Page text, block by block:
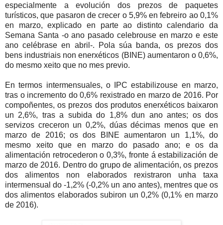
especialmente a evolución dos prezos de paquetes
turísticos, que pasaron de crecer o 5,9% en febreiro ao 0,1%
en marzo, explicado en parte ao distinto calendario da
Semana Santa -o ano pasado celebrouse en marzo e este
ano celébrase en abril-. Pola súa banda, os prezos dos
bens industriais non enerxéticos (BINE) aumentaron o 0,6%,
do mesmo xeito que no mes previo.
En termos intermensuales, o IPC estabilizouse en marzo,
tras o incremento do 0,6% rexistrado en marzo de 2016. Por
compoñentes, os prezos dos produtos enerxéticos baixaron
un 2,6%, tras a subida do 1,8% dun ano antes; os dos
servizos creceron un 0,2%, dúas décimas menos que en
marzo de 2016; os dos BINE aumentaron un 1,1%, do
mesmo xeito que en marzo do pasado ano; e os da
alimentación retrocederon o 0,3%, fronte á estabilización de
marzo de 2016. Dentro do grupo de alimentación, os prezos
dos alimentos non elaborados rexistraron unha taxa
intermensual do -1,2% (-0,2% un ano antes), mentres que os
dos alimentos elaborados subiron un 0,2% (0,1% en marzo
de 2016).